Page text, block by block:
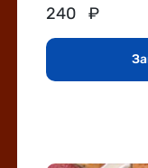
240 ₽